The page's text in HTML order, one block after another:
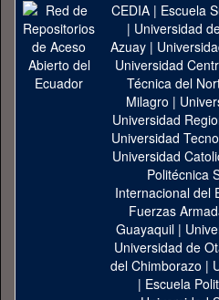
CEDIA| Escuela
| Universidad
Azuay|
Universidad
Técnica del
Milagro |
Universidad
Universidad
Universidad
Politécnica
Internacional del
Fuerzas
Guayaquil|
Universidad de
del Chimborazo |
| Escuela